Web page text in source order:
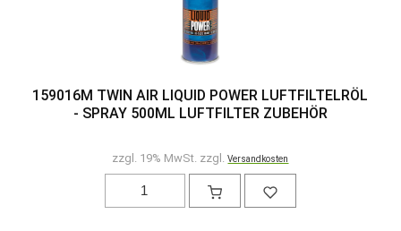
159016M TWIN AIR LIQUID POWER LUFTFILTELRÖL
- SPRAY 500ML LUFTFILTER ZUBEHÖR
zzgl. 19% MwSt. zzgl.Versandkosten